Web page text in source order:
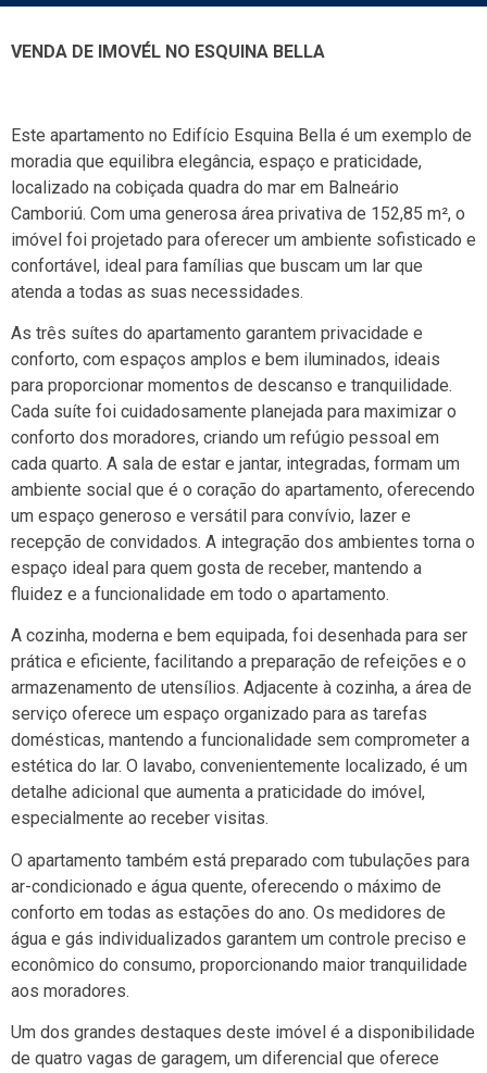
VENDA DE IMOVÉL NO ESQUINA BELLA
Este apartamento no Edifício Esquina Bella é um exemplo de
moradia que equilibra elegância, espaço e praticidade,
localizado na cobiçada quadra do mar em Balneário
Camboriú. Com uma generosa área privativa de 152,85 m², o
imóvel foi projetado para oferecer um ambiente sofisticado e
confortável, ideal para famílias que buscam um lar que
atenda a todas as suas necessidades.
As três suítes do apartamento garantem privacidade e
conforto, com espaços amplos e bem iluminados, ideais
para proporcionar momentos de descanso e tranquilidade.
Cada suíte foi cuidadosamente planejada para maximizar o
conforto dos moradores, criando um refúgio pessoal em
cada quarto. A sala de estar e jantar, integradas, formam um
ambiente social que é o coração do apartamento, oferecendo
um espaço generoso e versátil para convívio, lazer e
recepção de convidados. A integração dos ambientes torna o
espaço ideal para quem gosta de receber, mantendo a
fluidez e a funcionalidade em todo o apartamento.
A cozinha, moderna e bem equipada, foi desenhada para ser
prática e eficiente, facilitando a preparação de refeições e o
armazenamento de utensílios. Adjacente à cozinha, a área de
serviço oferece um espaço organizado para as tarefas
domésticas, mantendo a funcionalidade sem comprometer a
estética do lar. O lavabo, convenientemente localizado, é um
detalhe adicional que aumenta a praticidade do imóvel,
especialmente ao receber visitas.
O apartamento também está preparado com tubulações para
ar-condicionado e água quente, oferecendo o máximo de
conforto em todas as estações do ano. Os medidores de
água e gás individualizados garantem um controle preciso e
econômico do consumo, proporcionando maior tranquilidade
aos moradores.
Um dos grandes destaques deste imóvel é a disponibilidade
de quatro vagas de garagem, um diferencial que oferece